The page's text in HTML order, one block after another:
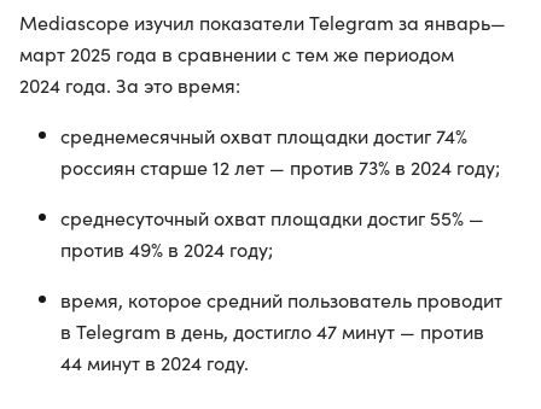
Mediascope изучил показатели Telegram за январь—
март 2025 года в сравнении с тем же периодом
2024 года. За это время:
среднемесячный охват площадки достиг 74%
россиян старше 12 лет — против 73% в 2024 году;
среднесуточный охват площадки достиг 55% —
против 49% в 2024 году;
время, которое средний пользователь проводит
в Telegram в день, достигло 47 минут — против
44 минут в 2024 году.